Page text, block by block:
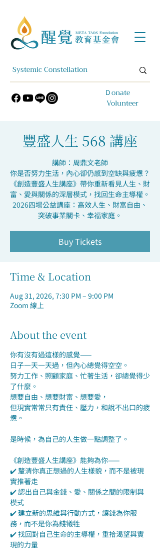
​Ｄonate
Volunteer
豐盛人生 568 講座
講師：周鼎文老師
你是否努力生活，內心卻仍感到空缺與疲憊？
《創造豐盛人生講座》帶你重新看見人生、財
富、愛與關係的深層模式，找回生命主導權。
2026四場公益講座：高效人生、財富自由、
突破事業關卡、幸福家庭。
Buy Tickets
Time & Location
Aug 31, 2026, 7:30 PM – 9:00 PM
Zoom 線上
About the event
你有沒有過這樣的感覺——
日子一天一天過，但內心總覺得空空。
努力工作、照顧家庭、忙著生活，卻總覺得少
了什麼。
想要自由、想要財富、想要愛，
但現實常常只有責任、壓力，和說不出口的疲
憊。
是時候，為自己的人生做一點調整了。
《創造豐盛人生講座》能夠為你——
✔️ 釐清你真正想過的人生樣貌，而不是被現
實推著走
✔️ 認出自己與金錢、愛、關係之間的限制與
模式
✔️ 建立新的思維與行動方式，讓錢為你服
務，而不是你為錢犧牲
✔️ 找回對自己生命的主導權，重拾渴望與實
現的力量